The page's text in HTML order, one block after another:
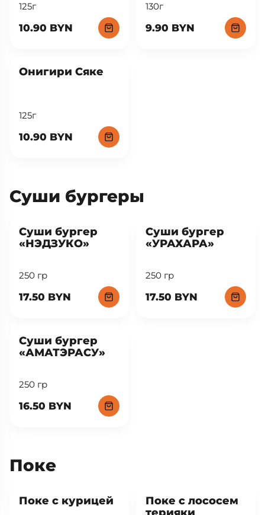
125г
10.90 BYN
130г
9.90 BYN
Онигири Сяке
125г
10.90 BYN
Суши бургеры
Суши бургер
«НЭДЗУКО»
250 гр
17.50 BYN
Суши бургер
«УРАХАРА»
250 гр
17.50 BYN
Суши бургер
«АМАТЭРАСУ»
250 гр
16.50 BYN
Поке
Поке с курицей
Поке с лососем